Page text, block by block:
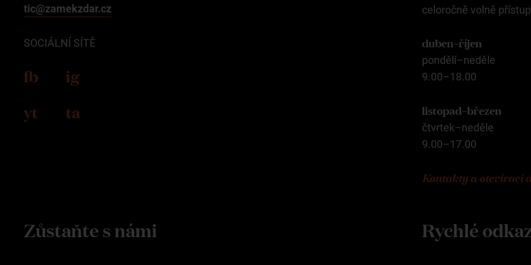
tic@zamekzdar.cz
SOCIÁLNÍ SÍTĚ
fb
ig
yt
ta
celoročně volně
duben–říjen
pondělí–neděle
9.00–18.00
listopad–březen
čtvrtek–neděle
9.00–17.00
Kontakty a otevírací
Zůstaňte s námi Rychlé